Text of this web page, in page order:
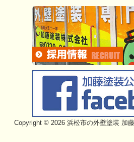
Copyright © 2026 浜松市の外壁塗装 加